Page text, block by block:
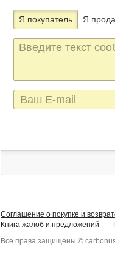
Я покупатель Я
Текст
сообщения
E-
mail
Соглашение о покупке и
Книга жалоб и предложений
Все права защищены ©